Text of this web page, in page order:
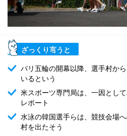
ざっくり言うと
パリ五輪の開幕以降、選手村か
いるという
米スポーツ専門局は、一因とし
レポート
水泳の韓国選手らは、競技会場
村を出たそう